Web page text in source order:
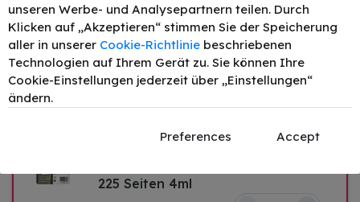
Original Epson T0893 /
C13T08934011 Tinte Magenta bis
zu 135 Seiten 4ml
Druckleistung:135 10,20 € – +
Original Epson T0894 /
225 Seiten 4ml
unseren Werbe- und Analysepartnern teilen. Durch
Klicken auf „Akzeptieren“ stimmen Sie der Speicherung
aller in unserer Cookie-Richtlinie beschriebenen
Technologien auf Ihrem Gerät zu. Sie können Ihre
Cookie-Einstellungen jederzeit über „Einstellungen“
ändern.
Preferences Accept